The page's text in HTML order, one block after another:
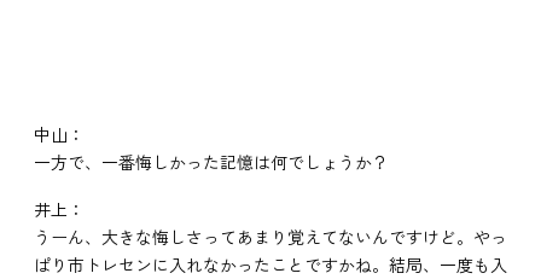
中山：
一方で、一番悔しかった記憶は何でしょうか？
井上：
うーん、大きな悔しさってあまり覚えてないんですけど。やっ
ぱり市トレセンに入れなかったことですかね。結局、一度も入